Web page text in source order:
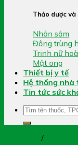
Thảo dược
Nhân sâm
Đông trùng
Trinh nữ
Mật ong
Thiết bị y tế
Hệ thống nhà
Tin tức sức
Tìm
kiếm:
/